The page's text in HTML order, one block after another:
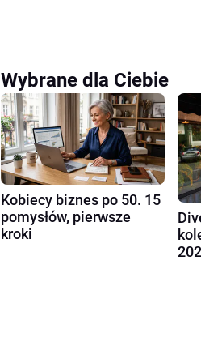
Wybrane dla Ciebie
Kobiecy biznes po 50. 15
pomysłów, pierwsze
kroki